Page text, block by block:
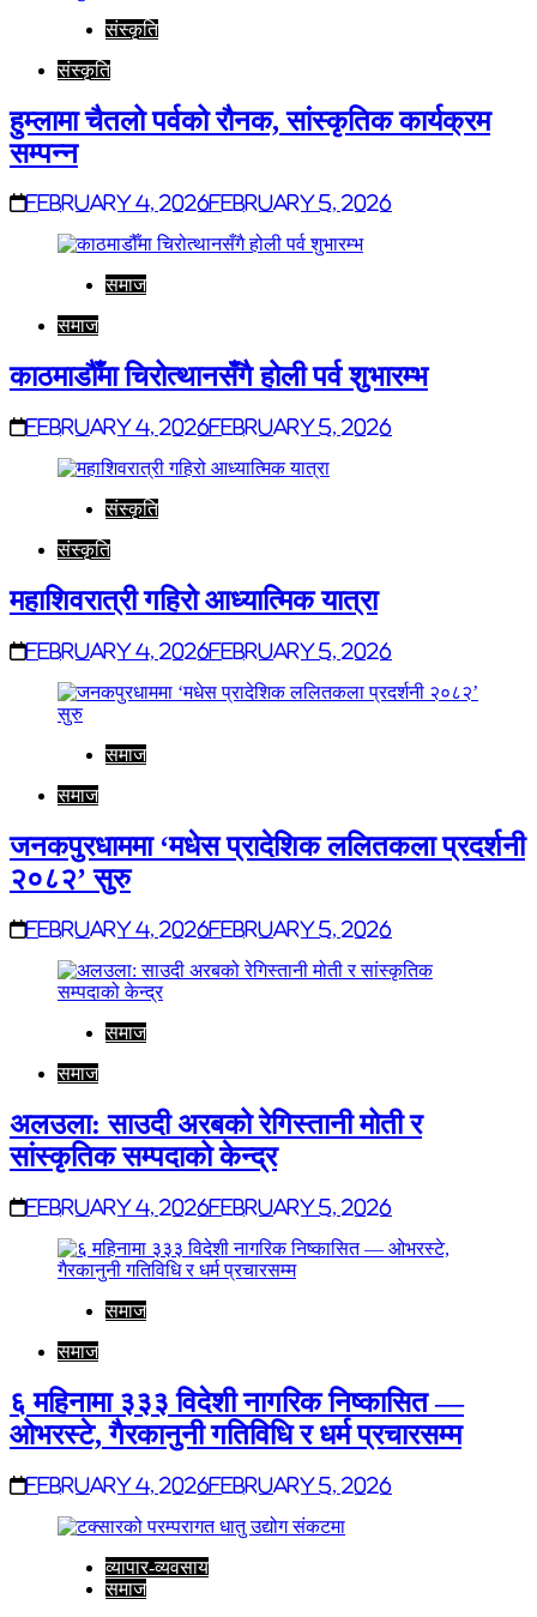
संस्कृति
संस्कृति
हुम्लामा चैतलो पर्वको रौनक, सांस्कृतिक कार्यक्रम
सम्पन्न
February 4, 2026February 5, 2026
समाज
समाज
काठमाडौँमा चिरोत्थानसँगै होली पर्व शुभारम्भ
February 4, 2026February 5, 2026
संस्कृति
संस्कृति
महाशिवरात्री गहिरो आध्यात्मिक यात्रा
February 4, 2026February 5, 2026
समाज
समाज
जनकपुरधाममा ‘मधेस प्रादेशिक ललितकला प्रदर्शनी
२०८२’ सुरु
February 4, 2026February 5, 2026
समाज
समाज
अलउला: साउदी अरबको रेगिस्तानी मोती र
सांस्कृतिक सम्पदाको केन्द्र
February 4, 2026February 5, 2026
समाज
समाज
६ महिनामा ३३३ विदेशी नागरिक निष्कासित —
ओभरस्टे, गैरकानुनी गतिविधि र धर्म प्रचारसम्म
February 4, 2026February 5, 2026
व्यापार-व्यवसाय
समाज